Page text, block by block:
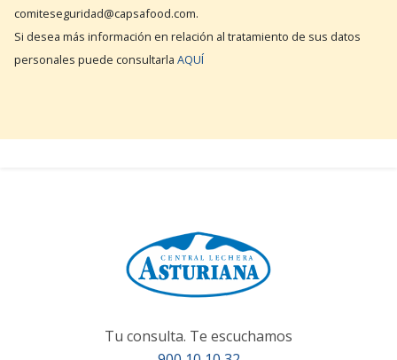
comiteseguridad@capsafood.com.
Si desea más información en relación al tratamiento de sus datos
personales puede consultarla AQUÍ
Tu consulta. Te escuchamos